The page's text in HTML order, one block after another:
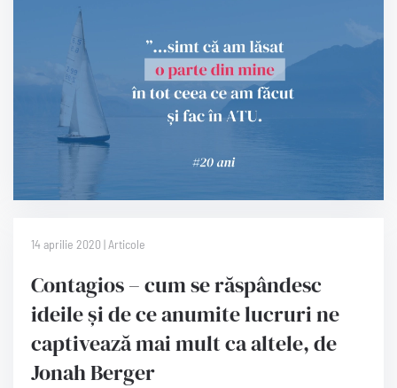
14 aprilie 2020 | Articole
Contagios – cum se răspândesc
ideile și de ce anumite lucruri ne
captivează mai mult ca altele, de
Jonah Berger